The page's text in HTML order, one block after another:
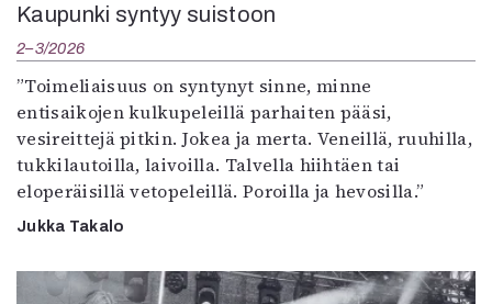
Kaupunki syntyy suistoon
2–3/2026
”Toimeliaisuus on syntynyt sinne, minne
entisaikojen kulkupeleillä parhaiten pääsi,
vesireittejä pitkin. Jokea ja merta. Veneillä, ruuhilla,
tukkilautoilla, laivoilla. Talvella hiihtäen tai
eloperäisillä vetopeleillä. Poroilla ja hevosilla.”
Jukka Takalo